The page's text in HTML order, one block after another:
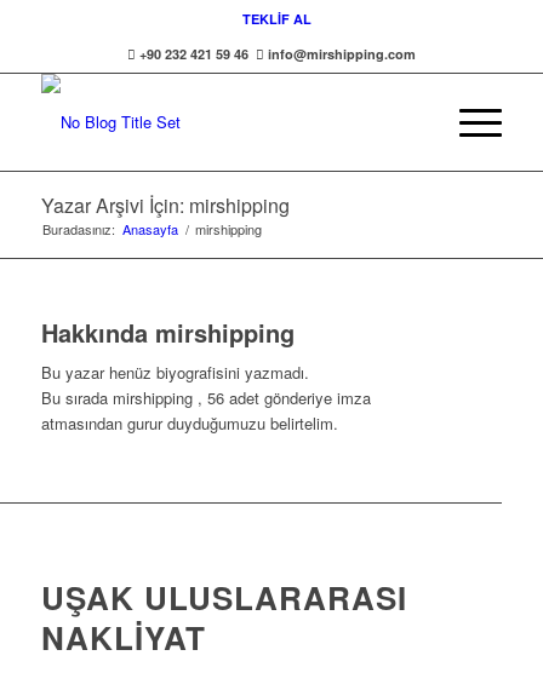
TEKLİF AL
+90 232 421 59 46
info@mirshipping.com
Yazar Arşivi İçin: mirshipping
Buradasınız: Anasayfa / mirshipping
Hakkında mirshipping
Bu yazar henüz biyografisini yazmadı.
Bu sırada mirshipping, 56 adet gönderiye imza
atmasından gurur duyduğumuzu belirtelim.
UŞAK ULUSLARARASI
NAKLIYAT